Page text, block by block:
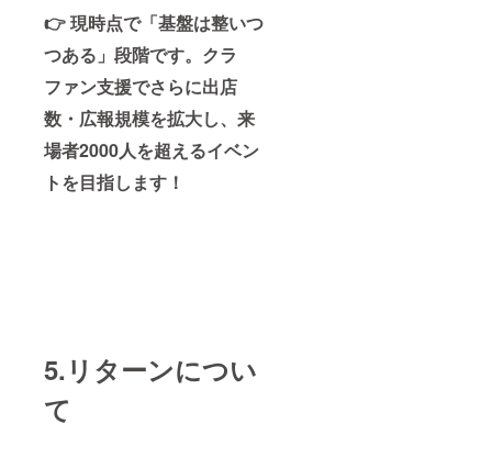
👉 現時点で「基盤は整いつ
つある」段階です。クラ
ファン支援でさらに出店
数・広報規模を拡大し、来
場者2000人を超えるイベン
トを目指します！
5.リターンについ
て